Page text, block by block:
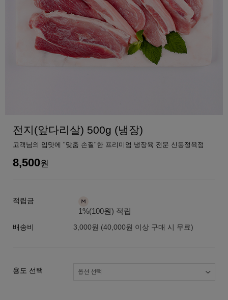
전지(앞다리살) 500g (냉장)
고객님의 입맛에 "맞춤 손질"한 프리미엄 냉장육 전문 신동정육점
8,500원
적립금
1%(100원) 적립
배송비 3,000원 (40,000원 이상 구매 시 무료)
용도 선택